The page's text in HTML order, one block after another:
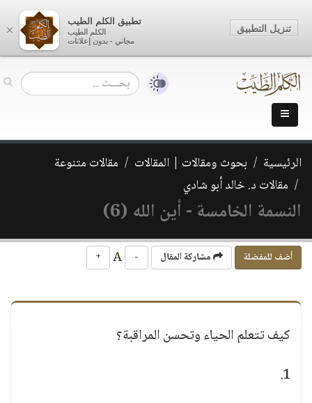
الرئيسية بحوث ومقالات | المقالات
مقالات متنوعة
مقالات د. خالد أبو شادي
النسمة الخامسة - أين الله (6)
أضف للمفضلة مشاركة المقال -
+
كيف تتعلم الحياء وتحسن المراقبة؟
1.
×
تطبيق الكلم الطيب
الكلم الطيب
مجاني - بدون إعلانات
تنزيل التطبيق